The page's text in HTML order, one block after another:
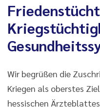
Wir begrüßen die
Kriegen als oberstes
hessischen